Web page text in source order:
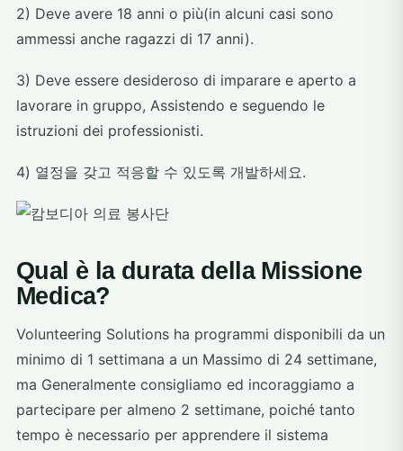
2) Deve avere 18 anni o più(in alcuni casi sono
ammessi anche ragazzi di 17 anni).
3) Deve essere desideroso di imparare e aperto a
lavorare in gruppo, Assistendo e seguendo le
istruzioni dei professionisti.
4) 열정을 갖고 적응할 수 있도록 개발하세요.
Qual è la durata della Missione
Medica?
Volunteering Solutions ha programmi disponibili da un
minimo di 1 settimana a un Massimo di 24 settimane,
ma Generalmente consigliamo ed incoraggiamo a
partecipare per almeno 2 settimane, poiché tanto
tempo è necessario per apprendere il sistema